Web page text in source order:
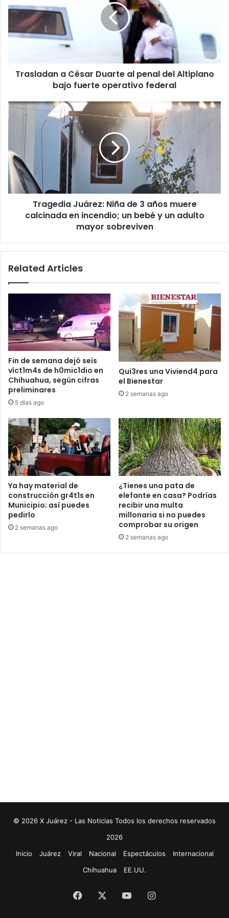
Duarte
penal
del
fuerte
Trasladan a César Duarte al penal del Altiplano
bajo fuerte operativo federal
Tragedia
Juárez:
3
años
muere
calcinada
en
incendio;
un
mayor
Tragedia Juárez: Niña de 3 años muere
calcinada en incendio; un bebé y un adulto
mayor sobreviven
Related Articles
Fin de semana dejó seis
víct1m4s de h0mic1dio en
Chihuahua, según cifras
preliminares
5 días ago
Qui3res una Viviend4 para
el Bienestar
2 semanas ago
Ya hay material de
construcción gr4t1s en
Municipio; así puedes
pedirlo
2 semanas ago
¿Tienes una pata de
elefante en casa? Podrías
recibir una multa
millonaria si no puedes
comprobar su origen
2 semanas ago
© 2026 X Juárez - Las Noticias Todos los derechos reservados
2026
Inicio
Juárez Viral Nacional Espectáculos
Internacional
Chihuahua
EE.UU.
Facebook YouTubeInstagram